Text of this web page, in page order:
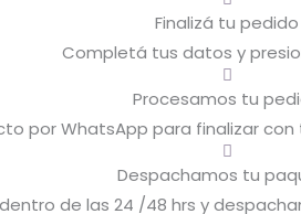
Finalizá tu pedido
Completá tus datos y
Procesamos tu
por WhatsApp para finalizar
Despachamos tu
de las 24 /48 hrs y